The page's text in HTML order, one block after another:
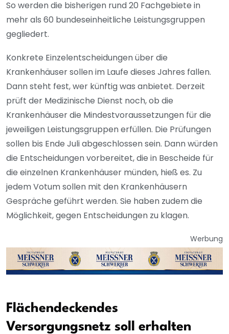
So werden die bisherigen rund 20 Fachgebiete in
mehr als 60 bundeseinheitliche Leistungsgruppen
gegliedert.
Konkrete Einzelentscheidungen über die
Krankenhäuser sollen im Laufe dieses Jahres fallen.
Dann steht fest, wer künftig was anbietet. Derzeit
prüft der Medizinische Dienst noch, ob die
Krankenhäuser die Mindestvoraussetzungen für die
jeweiligen Leistungsgruppen erfüllen. Die Prüfungen
sollen bis Ende Juli abgeschlossen sein. Dann würden
die Entscheidungen vorbereitet, die in Bescheide für
die einzelnen Krankenhäuser münden, hieß es. Zu
jedem Votum sollen mit den Krankenhäusern
Gespräche geführt werden. Sie haben zudem die
Möglichkeit, gegen Entscheidungen zu klagen.
Werbung
Flächendeckendes
Versorgungsnetz soll erhalten